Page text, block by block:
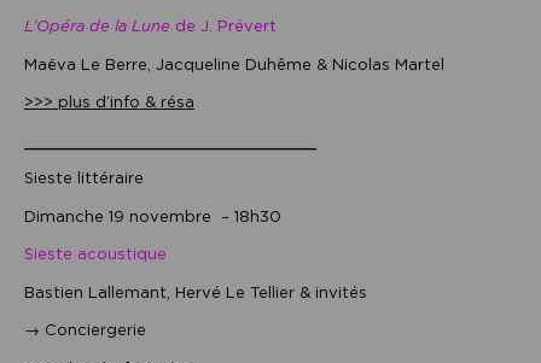
L’Opéra de la Lune de J. Prévert
Maëva Le Berre, Jacqueline Duhême & Nicolas Martel
>>> plus d’info & résa
Sieste littéraire
Dimanche 19 novembre – 18h30
Sieste acoustique
Bastien Lallemant, Hervé Le Tellier & invités
→ Conciergerie